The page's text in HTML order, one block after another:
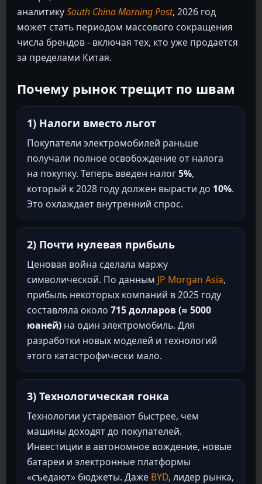
аналитикуSouth China Morning Post, 2026 год
может стать периодом массового сокращения
числа брендов - включая тех, кто уже продается
за пределами Китая.
Почему рынок трещит по швам
1) Налоги вместо льгот
Покупатели электромобилей раньше
получали полное освобождение от налога
на покупку. Теперь введен налог5%,
который к 2028 году должен вырасти до 10%.
Это охлаждает внутренний спрос.
2) Почти нулевая прибыль
Ценовая война сделала маржу
символической. По данным JP Morgan Asia,
прибыль некоторых компаний в 2025 году
составляла около 715 долларов (≈ 5000
юаней) на один электромобиль. Для
разработки новых моделей и технологий
этого катастрофически мало.
3) Технологическая гонка
Технологии устаревают быстрее, чем
машины доходят до покупателей.
Инвестиции в автономное вождение, новые
батареи и электронные платформы
«съедают» бюджеты. Даже BYD, лидер рынка,